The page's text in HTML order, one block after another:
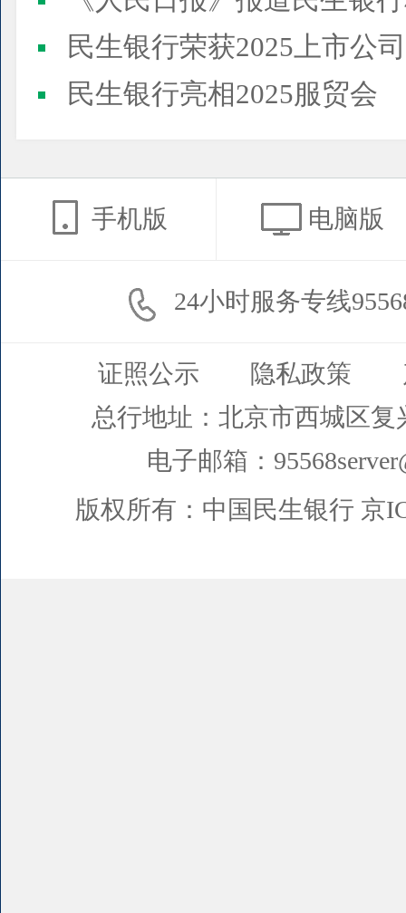
民生银行荣获2025上市公司董事会最佳实践案例、上市公
民生银行亮相2025服贸会
手机版 电脑版
24小时服务专线
证照公示 隐私政策
总行地址：北京市西城区复
电子邮箱：
版权所有：中国民生银行 京